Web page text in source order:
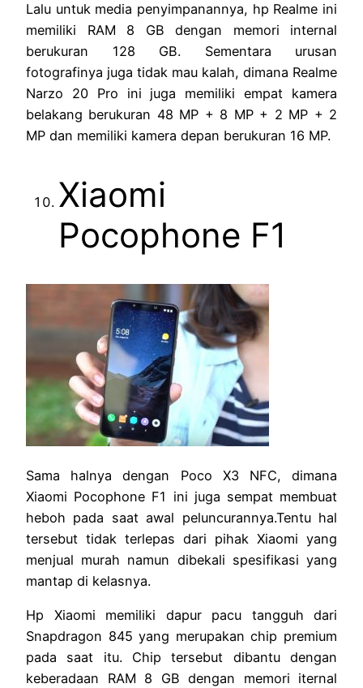
Lalu untuk media penyimpanannya, hp Realme ini
memiliki RAM 8 GB dengan memori internal
berukuran 128 GB. Sementara urusan
fotografinya juga tidak mau kalah, dimana Realme
Narzo 20 Pro ini juga memiliki empat kamera
belakang berukuran 48 MP + 8 MP + 2 MP + 2
MP dan memiliki kamera depan berukuran 16 MP.
Xiaomi
Pocophone F1
Sama halnya dengan Poco X3 NFC, dimana
Xiaomi Pocophone F1 ini juga sempat membuat
heboh pada saat awal peluncurannya.Tentu hal
tersebut tidak terlepas dari pihak Xiaomi yang
menjual murah namun dibekali spesifikasi yang
mantap di kelasnya.
Hp Xiaomi memiliki dapur pacu tangguh dari
Snapdragon 845 yang merupakan chip premium
pada saat itu. Chip tersebut dibantu dengan
keberadaan RAM 8 GB dengan memori iternal